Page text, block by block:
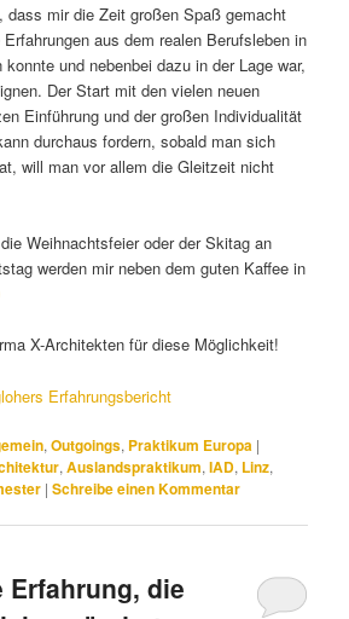
dass mir die Zeit großen Spaß gemacht
aus dem realen Berufsleben in
und nebenbei dazu in der Lage war,
Der Start mit den vielen neuen
Einführung und der großen Individualität
durchaus fordern, sobald man sich
will man vor allem die Gleitzeit nicht
Weihnachtsfeier oder der Skitag an
werden mir neben dem guten Kaffee in
X-Architekten für diese Möglichkeit!
Erfahrungsbericht
,Outgoings, Praktikum Europa |
,Auslandspraktikum,IAD, Linz,
|Schreibe einen Kommentar
Erfahrung, die